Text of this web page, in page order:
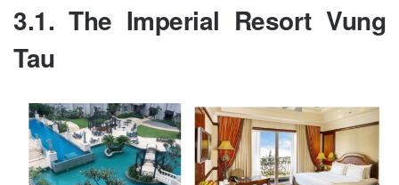
3.1. The Imperial Resort Vung
Tau